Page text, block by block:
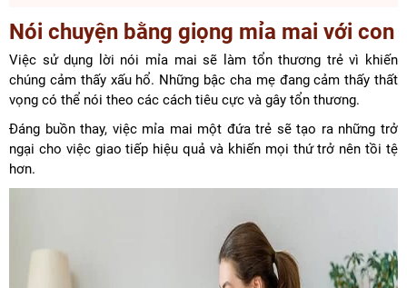
Nói chuyện bằng giọng mỉa mai với con
Việc sử dụng lời nói mỉa mai sẽ làm tổn thương trẻ vì khiến
chúng cảm thấy xấu hổ. Những bậc cha mẹ đang cảm thấy thất
vọng có thể nói theo các cách tiêu cực và gây tổn thương.
Đáng buồn thay, việc mỉa mai một đứa trẻ sẽ tạo ra những trở
ngại cho việc giao tiếp hiệu quả và khiến mọi thứ trở nên tồi tệ
hơn.